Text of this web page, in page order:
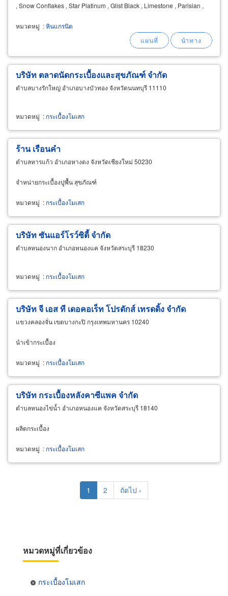
, Snow Conflakes , Star Platinum , Glist Black , Limestone , Parisian ,
หมวดหมู่ :หินแกรนิต
บริษัท ตลาดนัดกระเบื้องและสุขภัณฑ์ จำกัด
ตำบลบางรักใหญ่ อำเภอบางบัวทอง จังหวัดนนทบุรี 11110
หมวดหมู่ : กระเบื้องโมเสก
ร้าน เรือนคำ
ตำบลหารแก้ว อำเภอหางดง จังหวัดเชียงใหม่ 50230
จำหน่ายกระเบื้องปูพื้น สุขภัณฑ์
หมวดหมู่ : กระเบื้องโมเสก
บริษัท ซันแอร์โรว์ซิตี้ จำกัด
ตำบลหนองนาก อำเภอหนองแค จังหวัดสระบุรี 18230
หมวดหมู่ : กระเบื้องโมเสก
บริษัท จี เอส ที เดอคอเร็ท โปรดักส์ เทรดดิ้ง จำกัด
แขวงคลองจั่น เขตบางกะปิ กรุงเทพมหานคร 10240
นำเข้ากระเบื้อง
หมวดหมู่ : กระเบื้องโมเสก
บริษัท กระเบื้องหลังคาซีแพค จำกัด
ตำบลหนองไข่น้ำ อำเภอหนองแค จังหวัดสระบุรี 18140
ผลิตกระเบื้อง
หมวดหมู่ : กระเบื้องโมเสก
Current
page
1 Page
2
Next
page
ถัดไป ›
หมวดหมู่ที่เกี่ยวข้อง
กระเบื้องโมเสก